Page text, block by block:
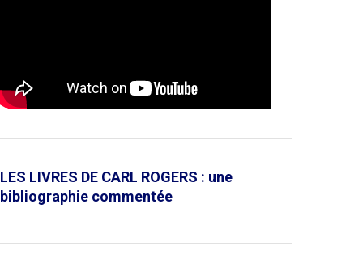
LES LIVRES DE CARL ROGERS : une
bibliographie commentée